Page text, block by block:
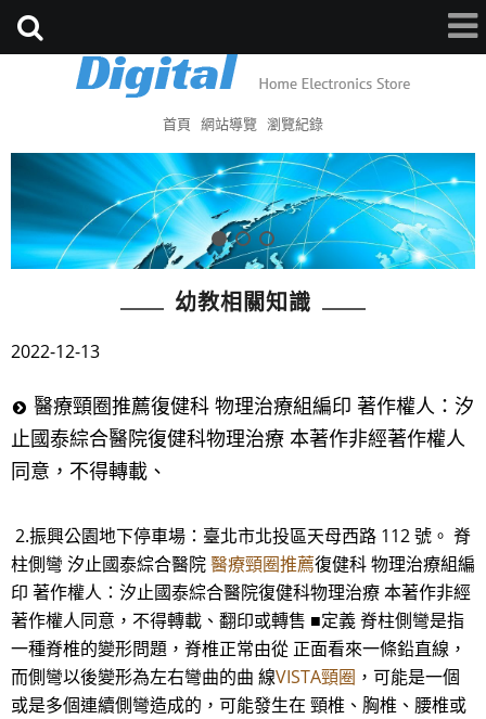
首頁 網站導覽 瀏覽紀錄
幼教相關知識
2022-12-13
醫療頸圈推薦復健科 物理治療組編印 著作權人：汐
止國泰綜合醫院復健科物理治療 本著作非經著作權人
同意，不得轉載、
2.振興公園地下停車場：臺北市北投區天母西路 112 號。 脊
柱側彎 汐止國泰綜合醫院醫療頸圈推薦復健科 物理治療組編
印 著作權人：汐止國泰綜合醫院復健科物理治療 本著作非經
著作權人同意，不得轉載、翻印或轉售 ■定義 脊柱側彎是指
一種脊椎的變形問題，脊椎正常由從 正面看來一條鉛直線，
而側彎以後變形為左右彎曲的曲 線VISTA頸圈 ，可能是一個
或是多個連續側彎造成的，可能發生在 頸椎、胸椎、腰椎或